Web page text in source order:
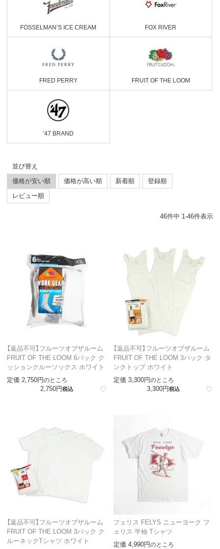
FOSSELMAN’S ICE CREAM FOX RIVER
FRED PERRY FRUIT OF THE LOOM
’47 BRAND
並び替え
価格が安い順
価格が高い順 新着順
登録順
レビュー順
46件中 1-46件表示
【返品不可】フルーツオブザルーム
FRUIT OF THE LOOM 6パック ク
ッションクルーソックス ホワイト
定価 2,750 のところ
2,750 税込
【返品不可】フルーツオブザルーム
FRUIT OF THE LOOM 3パック タ
ンクトップ ホワイト
定価 3,300 のところ
3,300 税込
【返品不可】フルーツオブザルーム
FRUIT OF THE LOOM 3パック ク
ルーネックTシャツ ホワイト
フェリス FELYS ニューヨーク フ
ェリス 半袖 Tシャツ
定価 4,990 のところ